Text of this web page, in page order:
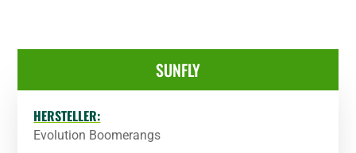
SUNFLY
HERSTELLER:
Evolution Boomerangs